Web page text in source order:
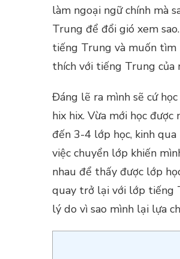
làm ngoại ngữ chính mà
Trung để đổi gió xem
tiếng Trung và muốn tìm
thích với tiếng Trung của
Đáng lẽ ra mình sẽ cứ
hix hix. Vừa mới học
đến 3-4 lớp học, kinh
việc chuyển lớp khiến
nhau để thấy được lớp
quay trở lại với lớp tiếng
lý do vì sao mình lại lựa